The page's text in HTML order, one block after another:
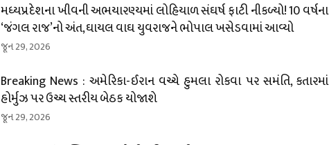
મધ્યપ્રદેશના ખીવની અભયારણ્યમાં લોહિયાળ સંઘર્ષ ફાટી નીકળ્યો! 10 વર્ષના
‘જંગલ રાજ’નો અંત, ઘાયલ વાઘ યુવરાજને ભોપાલ ખસેડવામાં આવ્યો
જૂન 29, 2026
Breaking News : અમેરિકા-ઈરાન વચ્ચે હુમલા રોકવા પર સમંતિ, કતારમાં
હોર્મુઝ પર ઉચ્ચ સ્તરીય બેઠક યોજાશે
જૂન 29, 2026